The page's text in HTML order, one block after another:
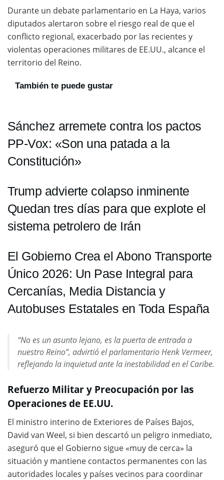
Durante un debate parlamentario en La Haya, varios
diputados alertaron sobre el riesgo real de que el
conflicto regional, exacerbado por las recientes y
violentas operaciones militares de EE.UU., alcance el
territorio del Reino.
También te puede gustar
Sánchez arremete contra los pactos
PP-Vox: «Son una patada a la
Constitución»
Trump advierte colapso inminente
Quedan tres días para que explote el
sistema petrolero de Irán
El Gobierno Crea el Abono Transporte
Único 2026: Un Pase Integral para
Cercanías, Media Distancia y
Autobuses Estatales en Toda España
“No es un asunto lejano, es la puerta de entrada a
nuestro Reino”, advirtió el parlamentario Henk Vermeer,
reflejando la inquietud ante la inestabilidad en el Caribe.
Refuerzo Militar y Preocupación por las
Operaciones de EE.UU.
El ministro interino de Exteriores de Países Bajos,
David van Weel, si bien descartó un peligro inmediato,
aseguró que el Gobierno sigue «muy de cerca» la
situación y mantiene contactos permanentes con las
autoridades locales y países vecinos para coordinar